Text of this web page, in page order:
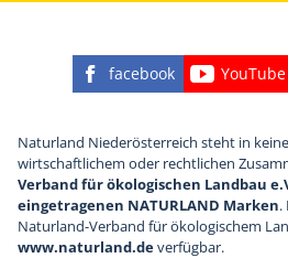
Finden Sie die eNu
facebook YouTube
Naturland Niederösterreich steht in
wirtschaftlichem oder rechtlichen
Verband für ökologischen Landbau
eingetragenen NATURLAND Marken.
Naturland-Verband für ökologischem
www.naturland.deverfügbar.